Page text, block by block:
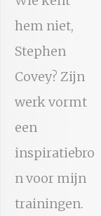
hem niet,
Stephen
Covey? Zijn
werk vormt
een
inspiratiebro
n voor mijn
trainingen.